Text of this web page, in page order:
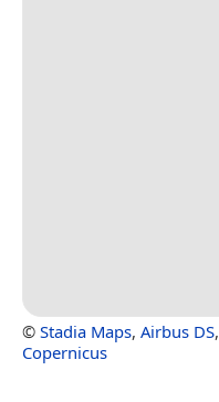
© Stadia Maps, Airbus DS,
Copernicus